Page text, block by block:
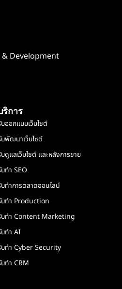
& Development
ริการ
ออกแบบเว็บไซต์
พัฒนาเว็บไซต์
ดูแลเว็บไซต์ และหลังการขาย
ทำ SEO
ทำการตลาดออนไลน์
บทำ Production
บทำ Content Marketing
ทำ AI
ทำ Cyber Security
ทำ CRM